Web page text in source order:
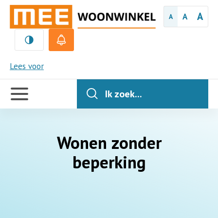
A A A
Lees voor
MEE
Handige
links
Ik zoek...
Wonen zonder
beperking